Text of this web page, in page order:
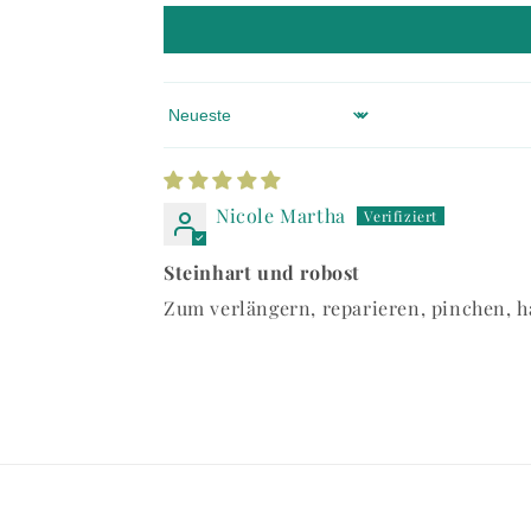
Sort by
Nicole Martha
Steinhart und robost
Zum verlängern, reparieren, pinchen,